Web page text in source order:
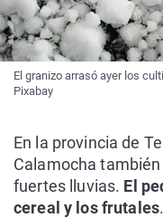
El granizo arrasó ayer los
Pixabay
En la provincia de
Calamocha
fuertes lluvias. El
cereal y los frutales